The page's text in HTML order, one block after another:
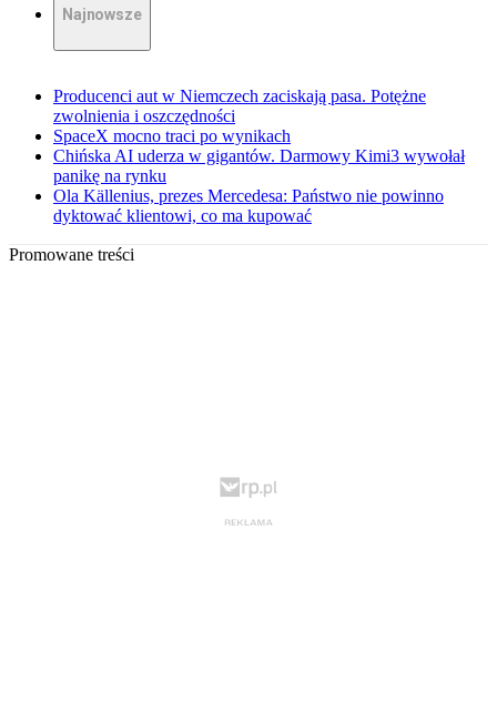
Najnowsze
Producenci aut w Niemczech zaciskają pasa. Potężne
zwolnienia i oszczędności
SpaceX mocno traci po wynikach
Chińska AI uderza w gigantów. Darmowy Kimi3 wywołał
panikę na rynku
Ola Källenius, prezes Mercedesa: Państwo nie powinno
dyktować klientowi, co ma kupować
Promowane treści